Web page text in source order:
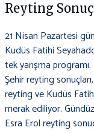
Reyting
21 Nisan Pazartesi
Kudüs Fatihi
tek yarışma
Şehir reyting
reyting ve Kudüs
merak ediliyor.
Esra Erol reyting